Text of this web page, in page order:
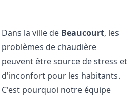
Dans la ville de Beaucourt, les
problèmes de chaudière
peuvent être source de stress et
d'inconfort pour les habitants.
C'est pourquoi notre équipe